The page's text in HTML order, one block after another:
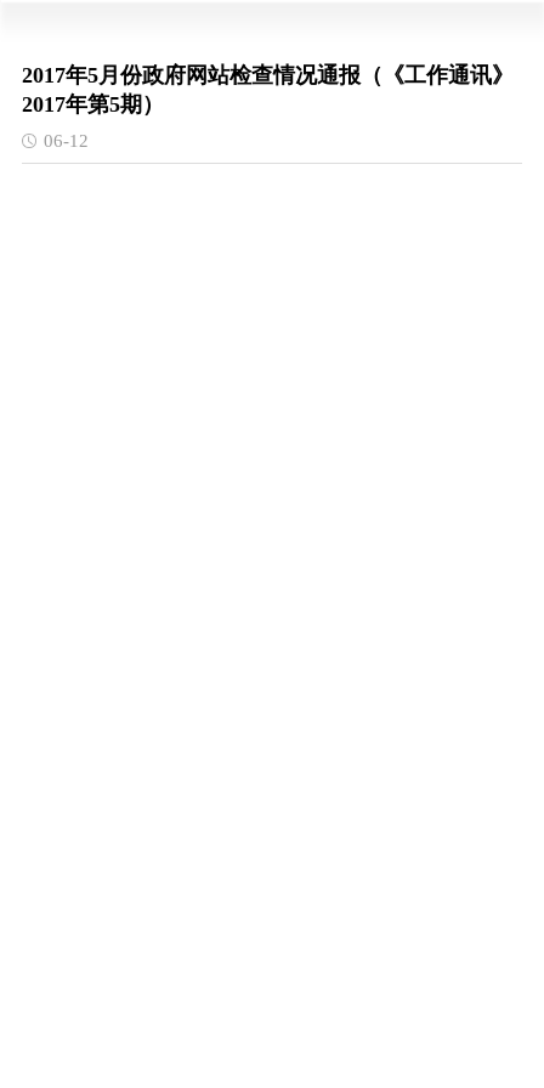
2017年5月份政府网站检查情况通报（《工作通讯》
2017年第5期）
06-12